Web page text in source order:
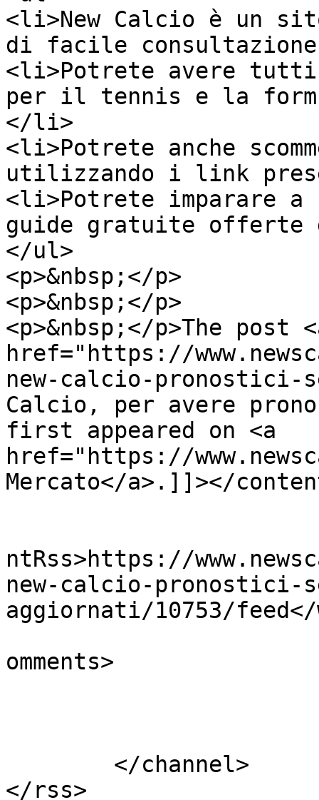
<li>New Calcio è un
di facile
<li>Potrete avere
per il tennis e la
</li>
<li>Potrete anche
utilizzando i link
<li>Potrete imparare a
guide gratuite
</ul>
<p>&nbsp;</p>
<p>&nbsp;</p>
<p>&nbsp;</p>The post
href="https://
new-calcio-pronostici-
Calcio, per avere
first appeared on <a
href="https://
Mercato</a>.]]></
ntRss>https://
new-calcio-pronostici-
aggiornati/10753/feed</
omments>
</rss>